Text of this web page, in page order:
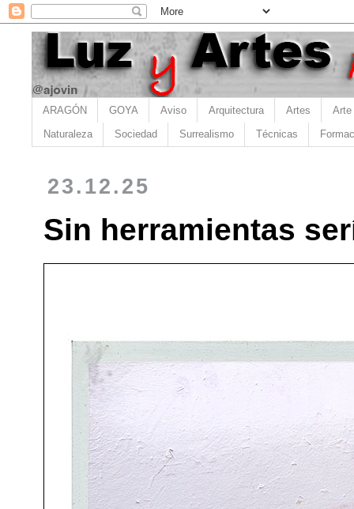
ARAGÓN GOYA Aviso Arquitectura Artes Arte
Naturaleza Sociedad Surrealismo Técnicas
23.12.25
Sin herramientas